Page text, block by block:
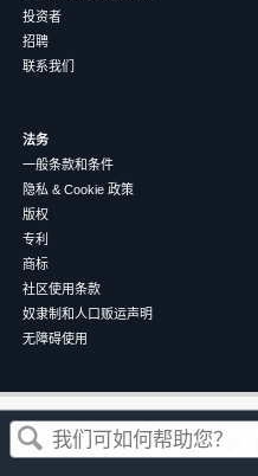
这篇文章对您有帮助吗？
投资者
招聘
联系我们
法务
一般条款和条件
隐私 & Cookie 政策
版权
专利
商标
社区使用条款
奴隶制和人口贩运声明
无障碍使用
©2026NetApp 中文（简体）
Cookie 政策
Cookie 设置